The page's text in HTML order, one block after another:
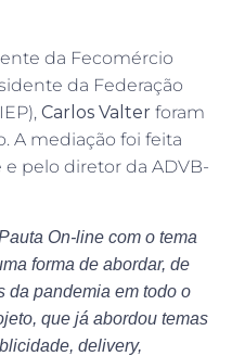
da Fecomércio
da Federação
Carlos Valter foram
A mediação foi feita
e pelo diretor da ADVB-
On-line com o tema
forma de abordar, de
da pandemia em todo o
que já abordou temas
delivery,